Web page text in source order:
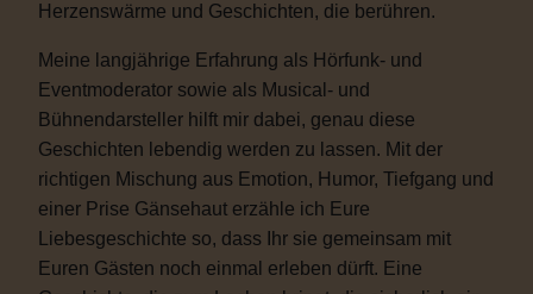
Herzenswärme und Geschichten, die berühren.
Meine langjährige Erfahrung als Hörfunk- und
Eventmoderator sowie als Musical- und
Bühnendarsteller hilft mir dabei, genau diese
Geschichten lebendig werden zu lassen. Mit der
richtigen Mischung aus Emotion, Humor, Tiefgang und
einer Prise Gänsehaut erzähle ich Eure
Liebesgeschichte so, dass Ihr sie gemeinsam mit
Euren Gästen noch einmal erleben dürft. Eine